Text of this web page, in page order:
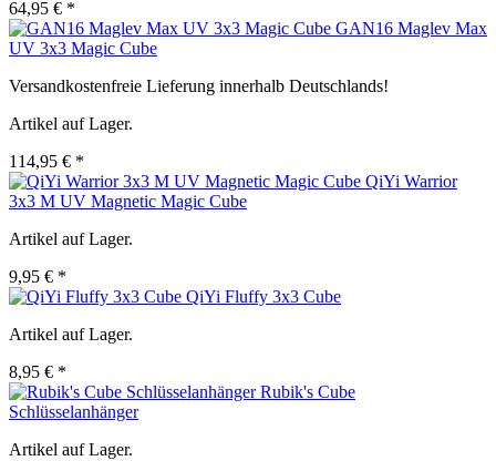
64,95 € *
GAN16 Maglev Max
UV 3x3 Magic Cube
Versandkostenfreie Lieferung innerhalb Deutschlands!
Artikel auf Lager.
114,95 € *
QiYi Warrior
3x3 M UV Magnetic Magic Cube
Artikel auf Lager.
9,95 € *
QiYi Fluffy 3x3 Cube
Artikel auf Lager.
8,95 € *
Rubik's Cube
Schlüsselanhänger
Artikel auf Lager.